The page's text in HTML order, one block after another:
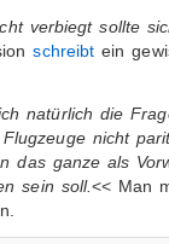
verbiegt sollte
schreibt ein
natürlich die
nicht
das ganze als
sein soll.<< Man